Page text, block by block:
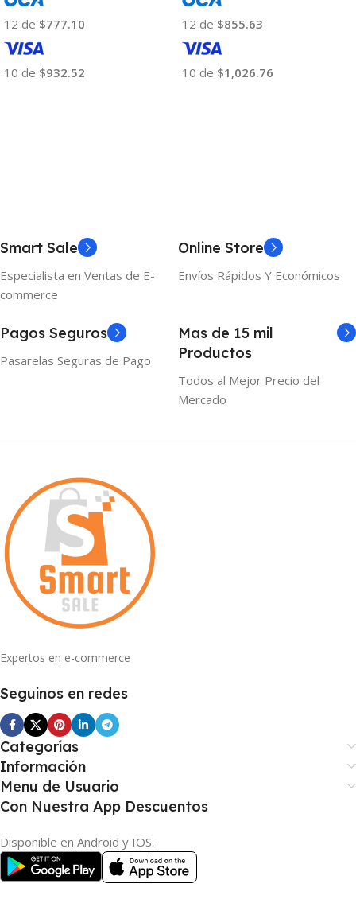
12 de $777.10
10 de $932.52
12 de $855.63
10 de $1,026.76
Smart Sale
Especialista en Ventas de E-
commerce
Online Store
Envíos Rápidos Y Económicos
Pagos Seguros
Pasarelas Seguras de Pago
Mas de 15 mil
Productos
Todos al Mejor Precio del
Mercado
Expertos en e-commerce
Seguinos en redes
Categorías
Información
Menu de Usuario
Con Nuestra App Descuentos
Disponible en Android y IOS.